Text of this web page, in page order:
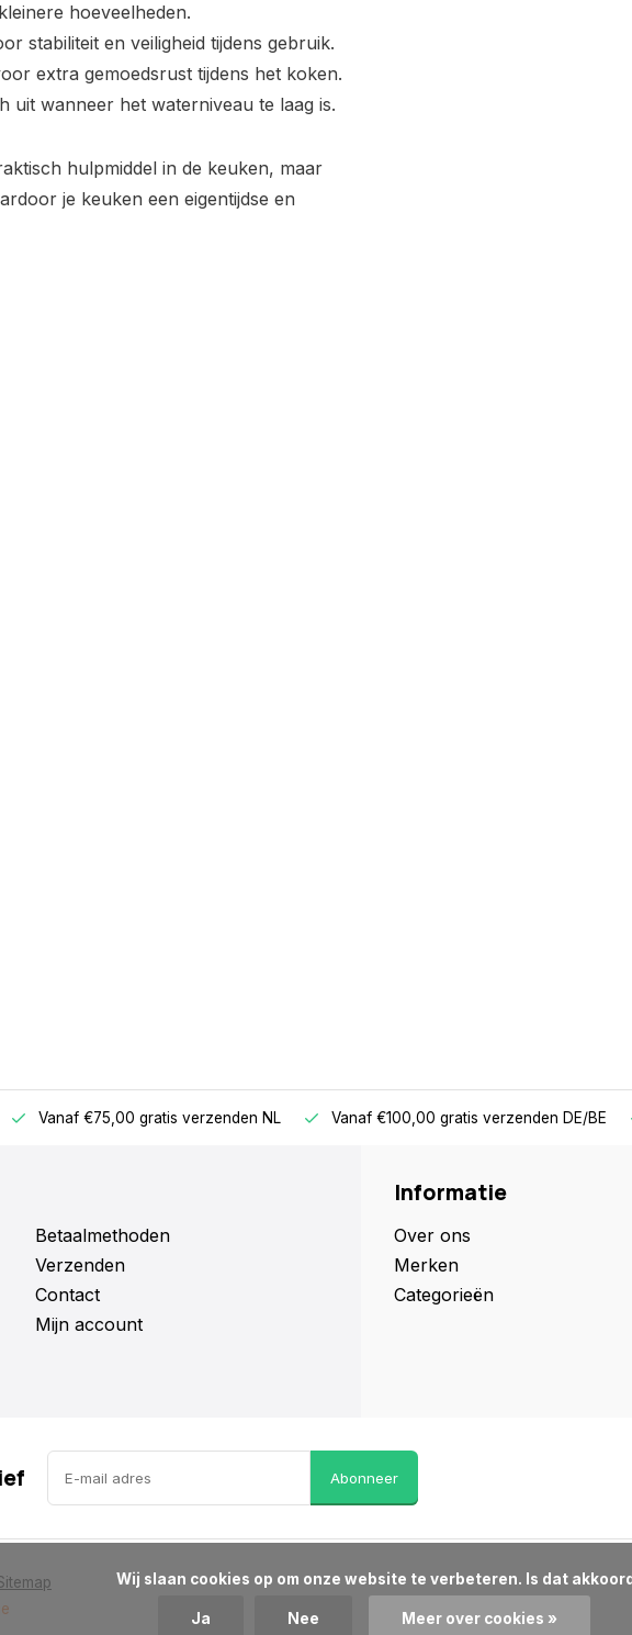
hoeveelheden.
stabiliteit en veiligheid tijdens gebruik.
extra gemoedsrust tijdens het koken.
uit wanneer het waterniveau te laag is.
hulpmiddel in de keuken, maar
je keuken een eigentijdse en
Vanaf €75,00 gratis verzenden NL Vanaf €100,00 gratis verzenden DE/BE
Betaalmethoden
Verzenden
Contact
Mijn account
Informatie
Over ons
Merken
Categorieën
Abonneer
Ja Nee Meer over cookies »